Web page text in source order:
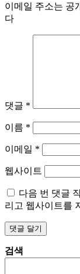
이메일 주소는 공
다
댓글 *
이름 *
이메일 *
웹사이트
다음 번 댓글
리고 웹사이트를
검색